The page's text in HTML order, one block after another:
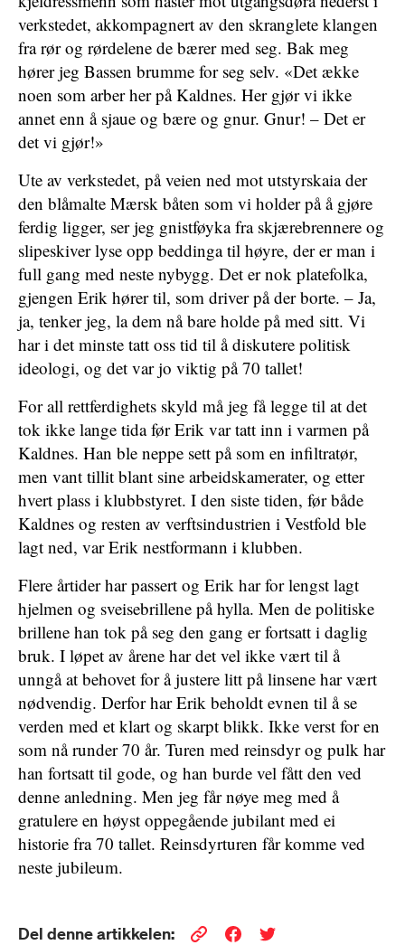
verkstedet, akkompagnert av den skranglete klangen
fra rør og rørdelene de bærer med seg. Bak meg
hører jeg Bassen brumme for seg selv. «Det ække
noen som arber her på Kaldnes. Her gjør vi ikke
annet enn å sjaue og bære og gnur. Gnur! – Det er
det vi gjør!»
Ute av verkstedet, på veien ned mot utstyrskaia der
den blåmalte Mærsk båten som vi holder på å gjøre
ferdig ligger, ser jeg gnistføyka fra skjærebrennere og
slipeskiver lyse opp beddinga til høyre, der er man i
full gang med neste nybygg. Det er nok platefolka,
gjengen Erik hører til, som driver på der borte. – Ja,
ja, tenker jeg, la dem nå bare holde på med sitt. Vi
har i det minste tatt oss tid til å diskutere politisk
ideologi, og det var jo viktig på 70 tallet!
For all rettferdighets skyld må jeg få legge til at det
tok ikke lange tida før Erik var tatt inn i varmen på
Kaldnes. Han ble neppe sett på som en infiltratør,
men vant tillit blant sine arbeidskamerater, og etter
hvert plass i klubbstyret. I den siste tiden, før både
Kaldnes og resten av verftsindustrien i Vestfold ble
lagt ned, var Erik nestformann i klubben.
Flere årtider har passert og Erik har for lengst lagt
hjelmen og sveisebrillene på hylla. Men de politiske
brillene han tok på seg den gang er fortsatt i daglig
bruk. I løpet av årene har det vel ikke vært til å
unngå at behovet for å justere litt på linsene har vært
nødvendig. Derfor har Erik beholdt evnen til å se
verden med et klart og skarpt blikk. Ikke verst for en
som nå runder 70 år. Turen med reinsdyr og pulk har
han fortsatt til gode, og han burde vel fått den ved
denne anledning. Men jeg får nøye meg med å
gratulere en høyst oppegående jubilant med ei
historie fra 70 tallet. Reinsdyrturen får komme ved
neste jubileum.
Del denne artikkelen: